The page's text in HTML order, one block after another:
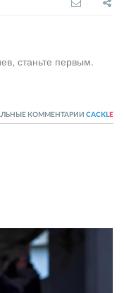
станьте первым.
КОММЕНТАРИИ CACKL E